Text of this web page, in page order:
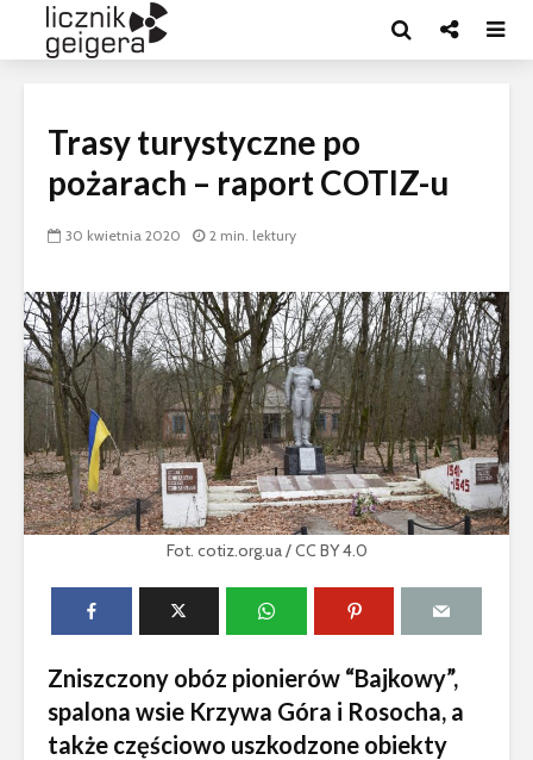
Trasy turystyczne po
pożarach – raport COTIZ-u
30 kwietnia 2020 2 min. lektury
Fot. cotiz.org.ua / CC BY 4.0
Zniszczony obóz pionierów “Bajkowy”,
spalona wsie Krzywa Góra i Rosocha, a
także częściowo uszkodzone obiekty